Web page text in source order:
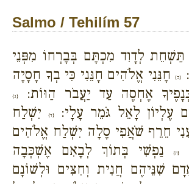
Salmo / Tehilím 57
לְדָוִד מִכְתָּם בְּבָרְחוֹ מִפְּנֵי
{ב}
חָנֵּנִי אֱלֹהִים חָנֵּנִי כִּי בְךָ חָסָיָה
אֶחְסֶה עַד יַעֲבֹר הַוּוֹת:
{ג}
עֶלְיוֹן לָאֵל גֹּמֵר עָלָי: {ד}יִשְׁלַח
חֵרֵף שֹׁאֲפִי סֶלָה יִשְׁלַח אֱלֹהִים
{ה}
נַפְשִׁי בְּתוֹךְ לְבָאִם אֶשְׁכְּבָה
שִׁנֵּיהֶם חֲנִית וְחִצִּים וּלְשׁוֹנָם